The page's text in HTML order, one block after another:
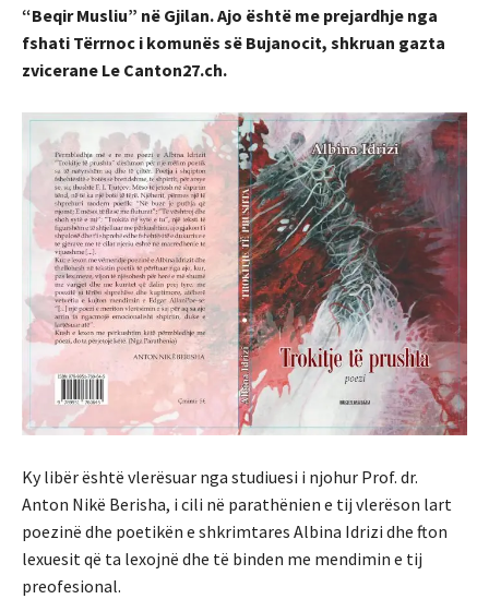
“Beqir Musliu” në Gjilan. Ajo është me prejardhje nga
fshati Tërrnoc i komunës së Bujanocit, shkruan gazta
zvicerane Le Canton27.ch.
Ky libër është vlerësuar nga studiuesi i njohur Prof. dr.
Anton Nikë Berisha, i cili në parathënien e tij vlerëson lart
poezinë dhe poetikën e shkrimtares Albina Idrizi dhe fton
lexuesit që ta lexojnë dhe të binden me mendimin e tij
preofesional.